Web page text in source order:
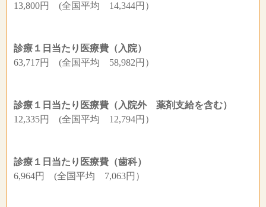
13,800円 (全国平均 14,344円）
診療１日当たり医療費（入院）
63,717円 (全国平均 58,982円）
診療１日当たり医療費（入院外 薬剤支給を含む）
12,335円 (全国平均 12,794円）
診療１日当たり医療費（歯科）
6,964円 (全国平均 7,063円）